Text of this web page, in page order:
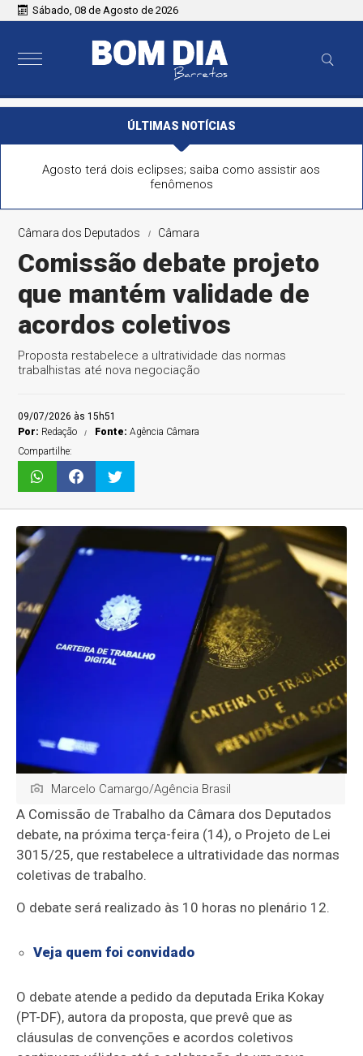
Sábado, 08 de Agosto de 2026
ÚLTIMAS NOTÍCIAS
Agosto terá dois eclipses; saiba como assistir aos
fenômenos
Câmara dos Deputados Câmara
Comissão debate projeto
que mantém validade de
acordos coletivos
Proposta restabelece a ultratividade das normas
trabalhistas até nova negociação
09/07/2026 às 15h51
Por: Redação Fonte:Agência Câmara
Compartilhe:
Marcelo Camargo/Agência Brasil
A Comissão de Trabalho da Câmara dos Deputados
debate, na próxima terça-feira (14), o Projeto de Lei
3015/25, que restabelece a ultratividade das normas
coletivas de trabalho.
O debate será realizado às 10 horas no plenário 12.
Veja quem foi convidado
O debate atende a pedido da deputada Erika Kokay
(PT-DF), autora da proposta, que prevê que as
cláusulas de convenções e acordos coletivos